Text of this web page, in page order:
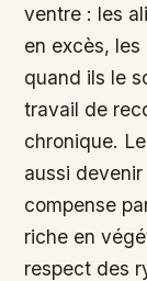
ventre : les
en excès,
quand ils le
travail de
chronique.
aussi
compense
riche en
respect des